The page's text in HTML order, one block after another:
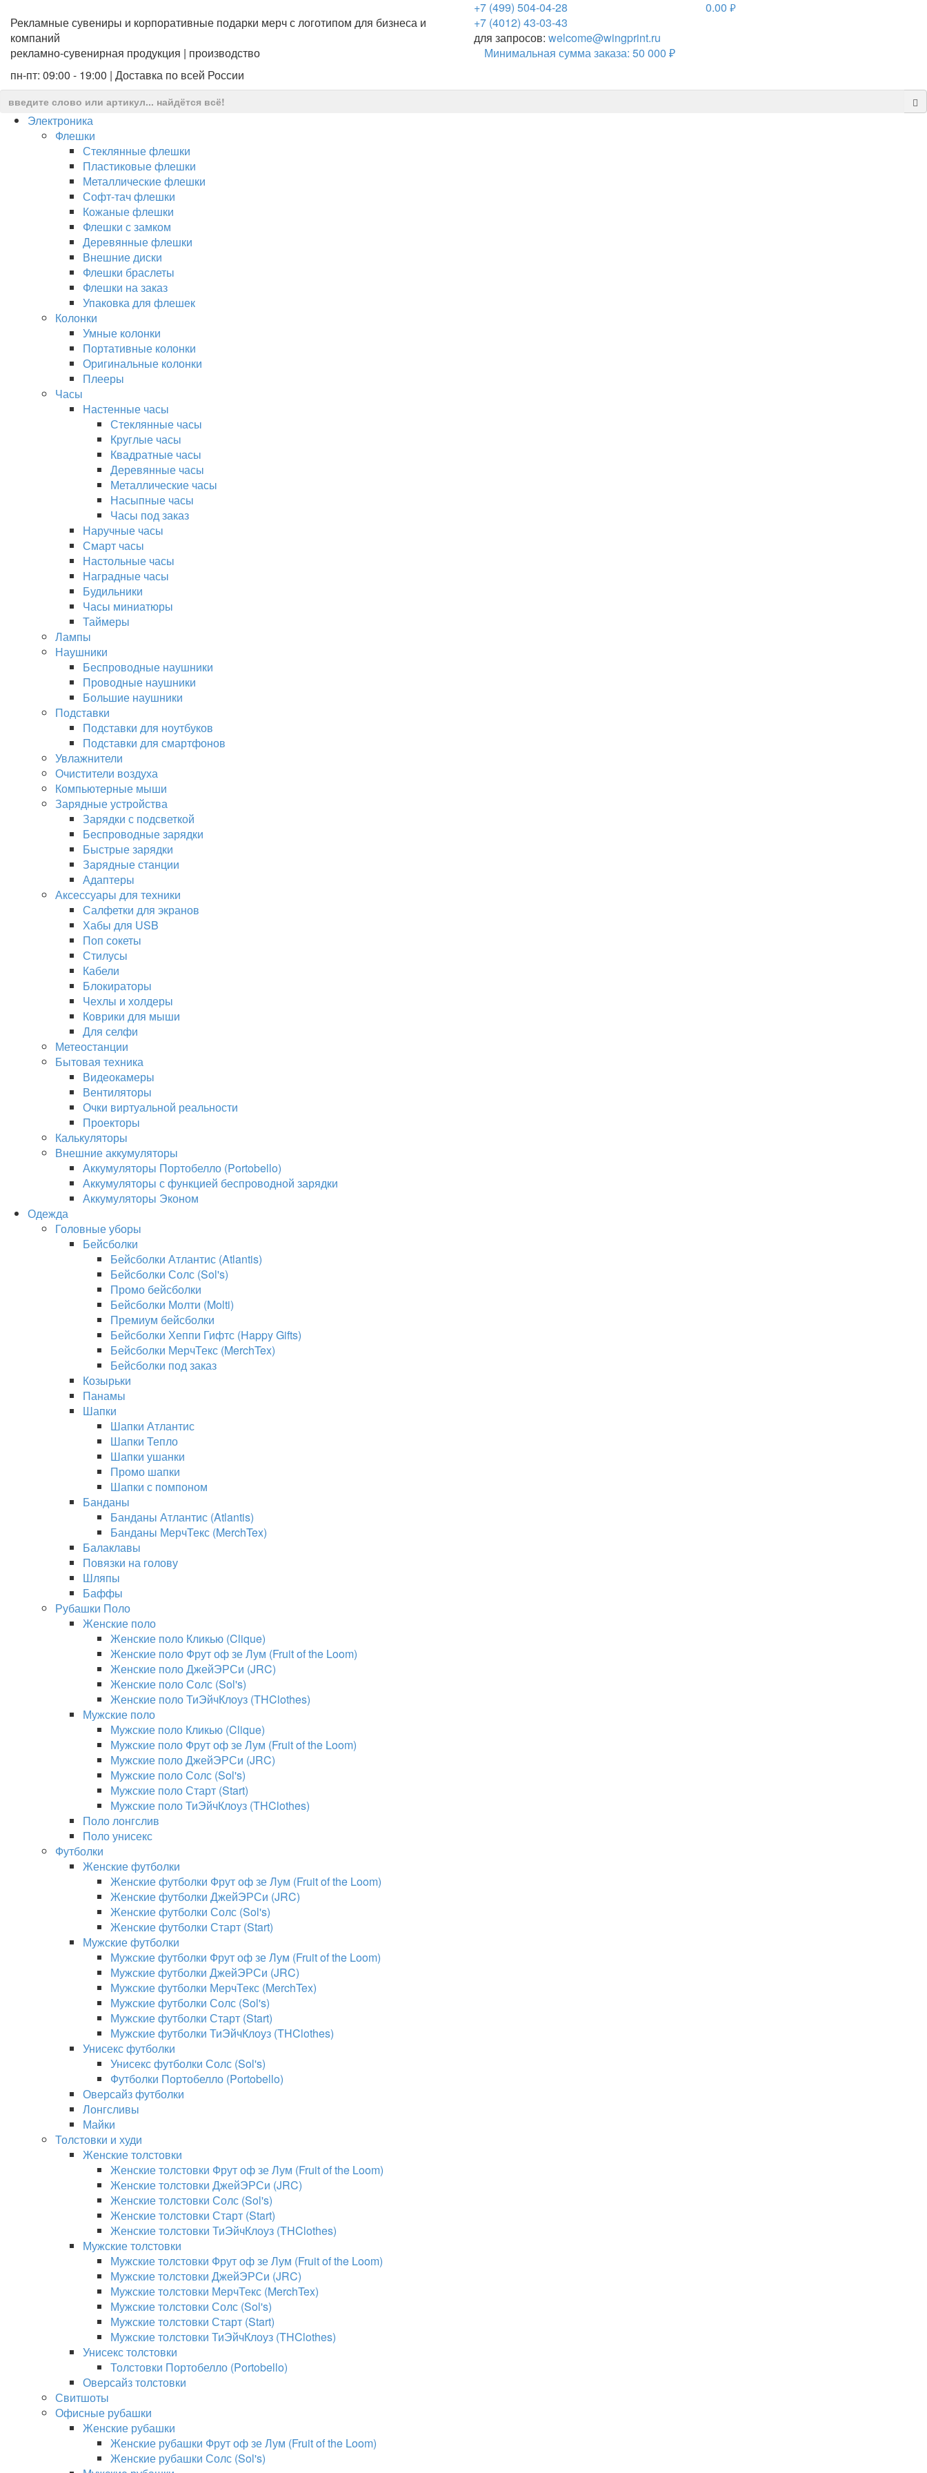
Рекламные сувениры и корпоративные подарки мерч с логотипом для бизнеса и
компаний
рекламно-сувенирная продукция | производство
пн-пт: 09:00 - 19:00 | Доставка по всей России
+7 (499) 504-04-28
+7 (4012) 43-03-43
для запросов: welcome@wingprint.ru
Минимальная сумма заказа: 50 000 ₽
0.00 руб.
Электроника
Флешки
Стеклянные флешки
Пластиковые флешки
Металлические флешки
Софт-тач флешки
Кожаные флешки
Флешки с замком
Деревянные флешки
Внешние диски
Флешки браслеты
Флешки на заказ
Упаковка для флешек
Колонки
Умные колонки
Портативные колонки
Оригинальные колонки
Плееры
Часы
Настенные часы
Стеклянные часы
Круглые часы
Квадратные часы
Деревянные часы
Металлические часы
Насыпные часы
Часы под заказ
Наручные часы
Смарт часы
Настольные часы
Наградные часы
Будильники
Часы миниатюры
Таймеры
Лампы
Наушники
Беспроводные наушники
Проводные наушники
Большие наушники
Подставки
Подставки для ноутбуков
Подставки для смартфонов
Увлажнители
Очистители воздуха
Компьютерные мыши
Зарядные устройства
Зарядки с подсветкой
Беспроводные зарядки
Быстрые зарядки
Зарядные станции
Адаптеры
Аксессуары для техники
Салфетки для экранов
Хабы для USB
Поп сокеты
Стилусы
Кабели
Блокираторы
Чехлы и холдеры
Коврики для мыши
Для селфи
Метеостанции
Бытовая техника
Видеокамеры
Вентиляторы
Очки виртуальной реальности
Проекторы
Калькуляторы
Внешние аккумуляторы
Аккумуляторы Портобелло (Portobello)
Аккумуляторы с функцией беспроводной зарядки
Аккумуляторы Эконом
Одежда
Головные уборы
Бейсболки
Бейсболки Атлантис (Atlantis)
Бейсболки Солс (Sol's)
Промо бейсболки
Бейсболки Молти (Molti)
Премиум бейсболки
Бейсболки Хеппи Гифтс (Happy Gifts)
Бейсболки МерчТекс (MerchTex)
Бейсболки под заказ
Козырьки
Панамы
Шапки
Шапки Атлантис
Шапки Тепло
Шапки ушанки
Промо шапки
Шапки с помпоном
Банданы
Банданы Атлантис (Atlantis)
Банданы МерчТекс (MerchTex)
Балаклавы
Повязки на голову
Шляпы
Баффы
Рубашки Поло
Женские поло
Женские поло Кликью (Clique)
Женские поло Фрут оф зе Лум (Fruit of the Loom)
Женские поло ДжейЭРСи (JRC)
Женские поло Солс (Sol's)
Женские поло ТиЭйчКлоуз (THClothes)
Мужские поло
Мужские поло Кликью (Clique)
Мужские поло Фрут оф зе Лум (Fruit of the Loom)
Мужские поло ДжейЭРСи (JRC)
Мужские поло Солс (Sol's)
Мужские поло Старт (Start)
Мужские поло ТиЭйчКлоуз (THClothes)
Поло лонгслив
Поло унисекс
Футболки
Женские футболки
Женские футболки Фрут оф зе Лум (Fruit of the Loom)
Женские футболки ДжейЭРСи (JRC)
Женские футболки Солс (Sol's)
Женские футболки Старт (Start)
Мужские футболки
Мужские футболки Фрут оф зе Лум (Fruit of the Loom)
Мужские футболки ДжейЭРСи (JRC)
Мужские футболки МерчТекс (MerchTex)
Мужские футболки Солс (Sol's)
Мужские футболки Старт (Start)
Мужские футболки ТиЭйчКлоуз (THClothes)
Унисекс футболки
Унисекс футболки Солс (Sol's)
Футболки Портобелло (Portobello)
Оверсайз футболки
Лонгсливы
Майки
Толстовки и худи
Женские толстовки
Женские толстовки Фрут оф зе Лум (Fruit of the Loom)
Женские толстовки ДжейЭРСи (JRC)
Женские толстовки Солс (Sol's)
Женские толстовки Старт (Start)
Женские толстовки ТиЭйчКлоуз (THClothes)
Мужские толстовки
Мужские толстовки Фрут оф зе Лум (Fruit of the Loom)
Мужские толстовки ДжейЭРСи (JRC)
Мужские толстовки МерчТекс (MerchTex)
Мужские толстовки Солс (Sol's)
Мужские толстовки Старт (Start)
Мужские толстовки ТиЭйчКлоуз (THClothes)
Унисекс толстовки
Толстовки Портобелло (Portobello)
Оверсайз толстовки
Свитшоты
Офисные рубашки
Женские рубашки
Женские рубашки Фрут оф зе Лум (Fruit of the Loom)
Женские рубашки Солс (Sol's)